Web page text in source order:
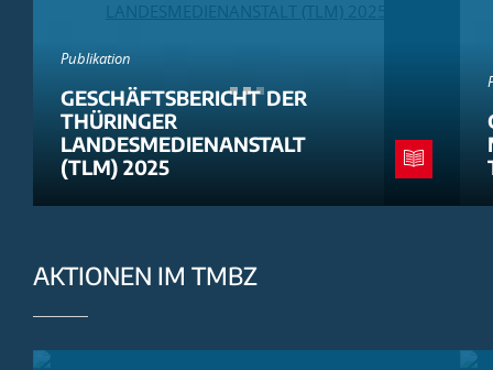
Publikation
GESCHÄFTSBERICHT DER
THÜRINGER
LANDESMEDIENANSTALT
(TLM) 2025
AKTIONEN IM TMBZ